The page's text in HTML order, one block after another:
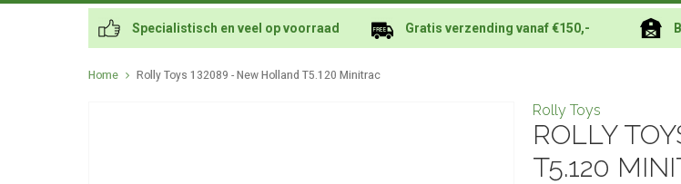
Specialistisch en veel op voorraad Gratis verzending vanaf €150,-
Home Rolly Toys 132089 - New Holland T5.120 Minitrac
Rolly Toys
ROLLY
T5.120